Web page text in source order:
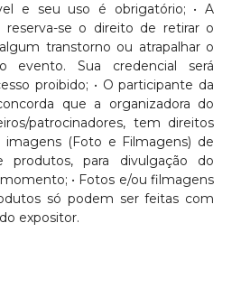
e seu uso é obrigatório; • A
reserva-se o direito de retirar o
transtorno ou atrapalhar o
evento. Sua credencial será
proibido; • O participante da
que a organizadora do
patrocinadores, tem direitos
imagens (Foto e Filmagens) de
produtos, para divulgação do
• Fotos e/ou filmagens
só podem ser feitas com
expositor.